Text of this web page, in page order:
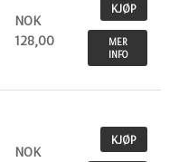
NOK
128,00
KJØP
MER
INFO
NOK
KJØP